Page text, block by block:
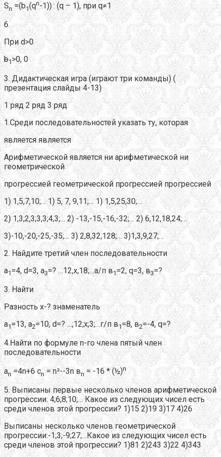
Sn =(b1(qn-1)): (q – 1), при q≠1
6.
При d>0
b1 >0, 0
3. Дидактическая игра (играют три команды) (
презентация слайды 4-13)
1 ряд 2 ряд 3 ряд
1.Среди последовательностей указать ту, которая
является является
Арифметической является ни арифметической ни
геометрической
прогрессией геометрической прогрессией прогрессией
1) 1,5,7,10;… 1) 5, 7, 9,11;… 1) 1,5,25,30;…
2) 1,3;2,3;3,3;4,3;… 2) -13,-15,-16,-32;… 2) 6,12,18,24;…
3)-10,-20,-25,-35;… 3) 2,8,32,128;… 3)1,3,9,27;…
2. Найдите третий член последовательности
a1 =4, d=3, а3=? …12,х,18;…а/п в1 =2, q=3, в3=?
3. Найти
Разность х-? знаменатель
a1 =13, а2=10, d=? …;12;х;3;…г/п в1 =8, в2=-4, q=?
4.Найти по формуле n-го члена пятый член
последовательности
an =4n+6 сn = n²--3n вn = -16 * (½)n
5. Выписаны первые несколько членов арифметической
прогрессии: 4;6;8;10;… Какое из следующих чисел есть
среди членов этой прогрессии? 1)15 2)19 3)17 4)26
Выписаны несколько членов геометрической
прогрессии:-1;3;-9;27;…Какое из следующих чисел есть
среди членов этой прогрессии? 1)81 2)243 3)22 4)343